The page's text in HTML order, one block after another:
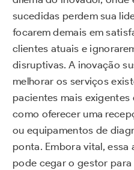
sucedidas perdem sua
focarem demais em
clientes atuais e
disruptivas. A inovação
melhorar os serviços
pacientes mais exigentes
como oferecer uma
ou equipamentos de
ponta. Embora vital, essa
pode cegar o gestor